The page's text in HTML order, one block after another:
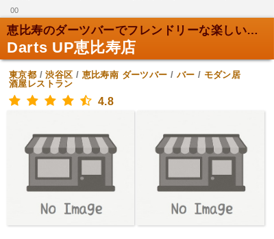
00
恵比寿のダーツバーでフレンドリーな楽しい時を！
Darts UP恵比寿店
東京都 /渋谷区 / 恵比寿南 ダーツバー / バー / モダン居
酒屋レストラン
4.8